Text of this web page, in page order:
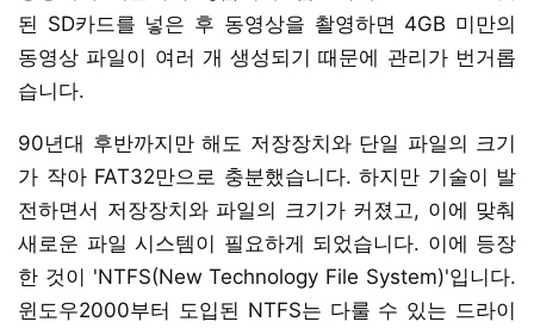
된 SD카드를 넣은 후 동영상을 촬영하면 4GB 미만의
동영상 파일이 여러 개 생성되기 때문에 관리가 번거롭
습니다.
90년대 후반까지만 해도 저장장치와 단일 파일의 크기
가 작아 FAT32만으로 충분했습니다. 하지만 기술이 발
전하면서 저장장치와 파일의 크기가 커졌고, 이에 맞춰
새로운 파일 시스템이 필요하게 되었습니다. 이에 등장
한 것이 'NTFS(New Technology File System)'입니다.
윈도우2000부터 도입된 NTFS는 다룰 수 있는 드라이